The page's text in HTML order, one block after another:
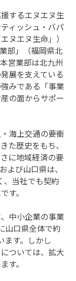
するエヌエヌ生
ィッシュ・バパ
ヌエヌ生命」）
部」（福岡県北
営業部は北九州
展を支えている
みである「事業
の面からサポー
海上交通の要衝
た歴史をもち、
に地域経済の要
よび山口県は、
、当社でも契約
す。
中小企業の事業
山口県全体で約
す。しかし
ついては、拡大
す。